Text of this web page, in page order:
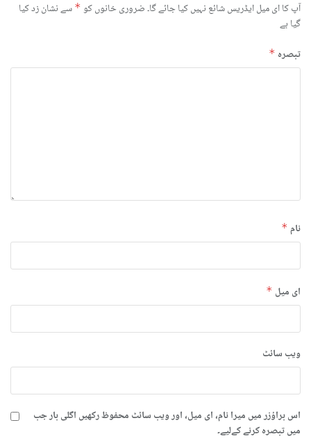
آپ کا ای میل ایڈریس شائع نہیں کیا جائے گا۔ضروری خانوں کو * سے نشان زد کیا
گیا ہے
تبصرہ *
نام *
ای میل *
ویب‌ سائٹ
اس براؤزر میں میرا نام، ای میل، اور ویب سائٹ محفوظ رکھیں اگلی بار جب
میں تبصرہ کرنے کےلیے۔